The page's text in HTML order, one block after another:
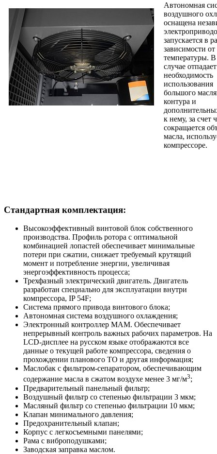
Автономная
воздушного
оснащена
запускается в
зависимости от
температуры.
случае отпадает
необходимость
использования
большого
контура и
к нему, за счет
сокращается
масла,
компрессоре.
Стандартная комплектация:
Высокоэффективный винтовой блок собственного
производства. Профиль ротора с оптимальной
комбинацией лопастей обеспечивает минимальные
потери при сжатии, снижает требуемый крутящий
момент и потребление энергии, увеличивая
энергоэффективность процесса;
Трехфазный электрический двигатель. Двигатель
разработан специально для эксплуатации внутри
компрессора, IP 54F;
Система прямого привода винтового блока;
Автономная система воздушного охлаждения;
Электронный контроллер MAM. Обеспечивает
непрерывный контроль важных рабочих параметров. На
LCD-дисплее на русском языке отображаются все
данные о текущей работе компрессора, сведения о
прохождении планового ТО и другая информация;
Маслобак с фильтром-сепаратором, обеспечивающим
содержание масла в сжатом воздухе менее 3 мг/м3;
Предварительный панельный фильтр;
Воздушный фильтр со степенью фильтрации 3 мкм;
Масляный фильтр со степенью фильтрации 10 мкм;
Клапан минимального давления;
Предохранительный клапан;
Корпус с легкосъемными панелями;
Рама с виброподушками;
Заводская заправка маслом.